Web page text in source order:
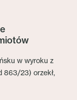
w wyroku z
863/23) orzekł,